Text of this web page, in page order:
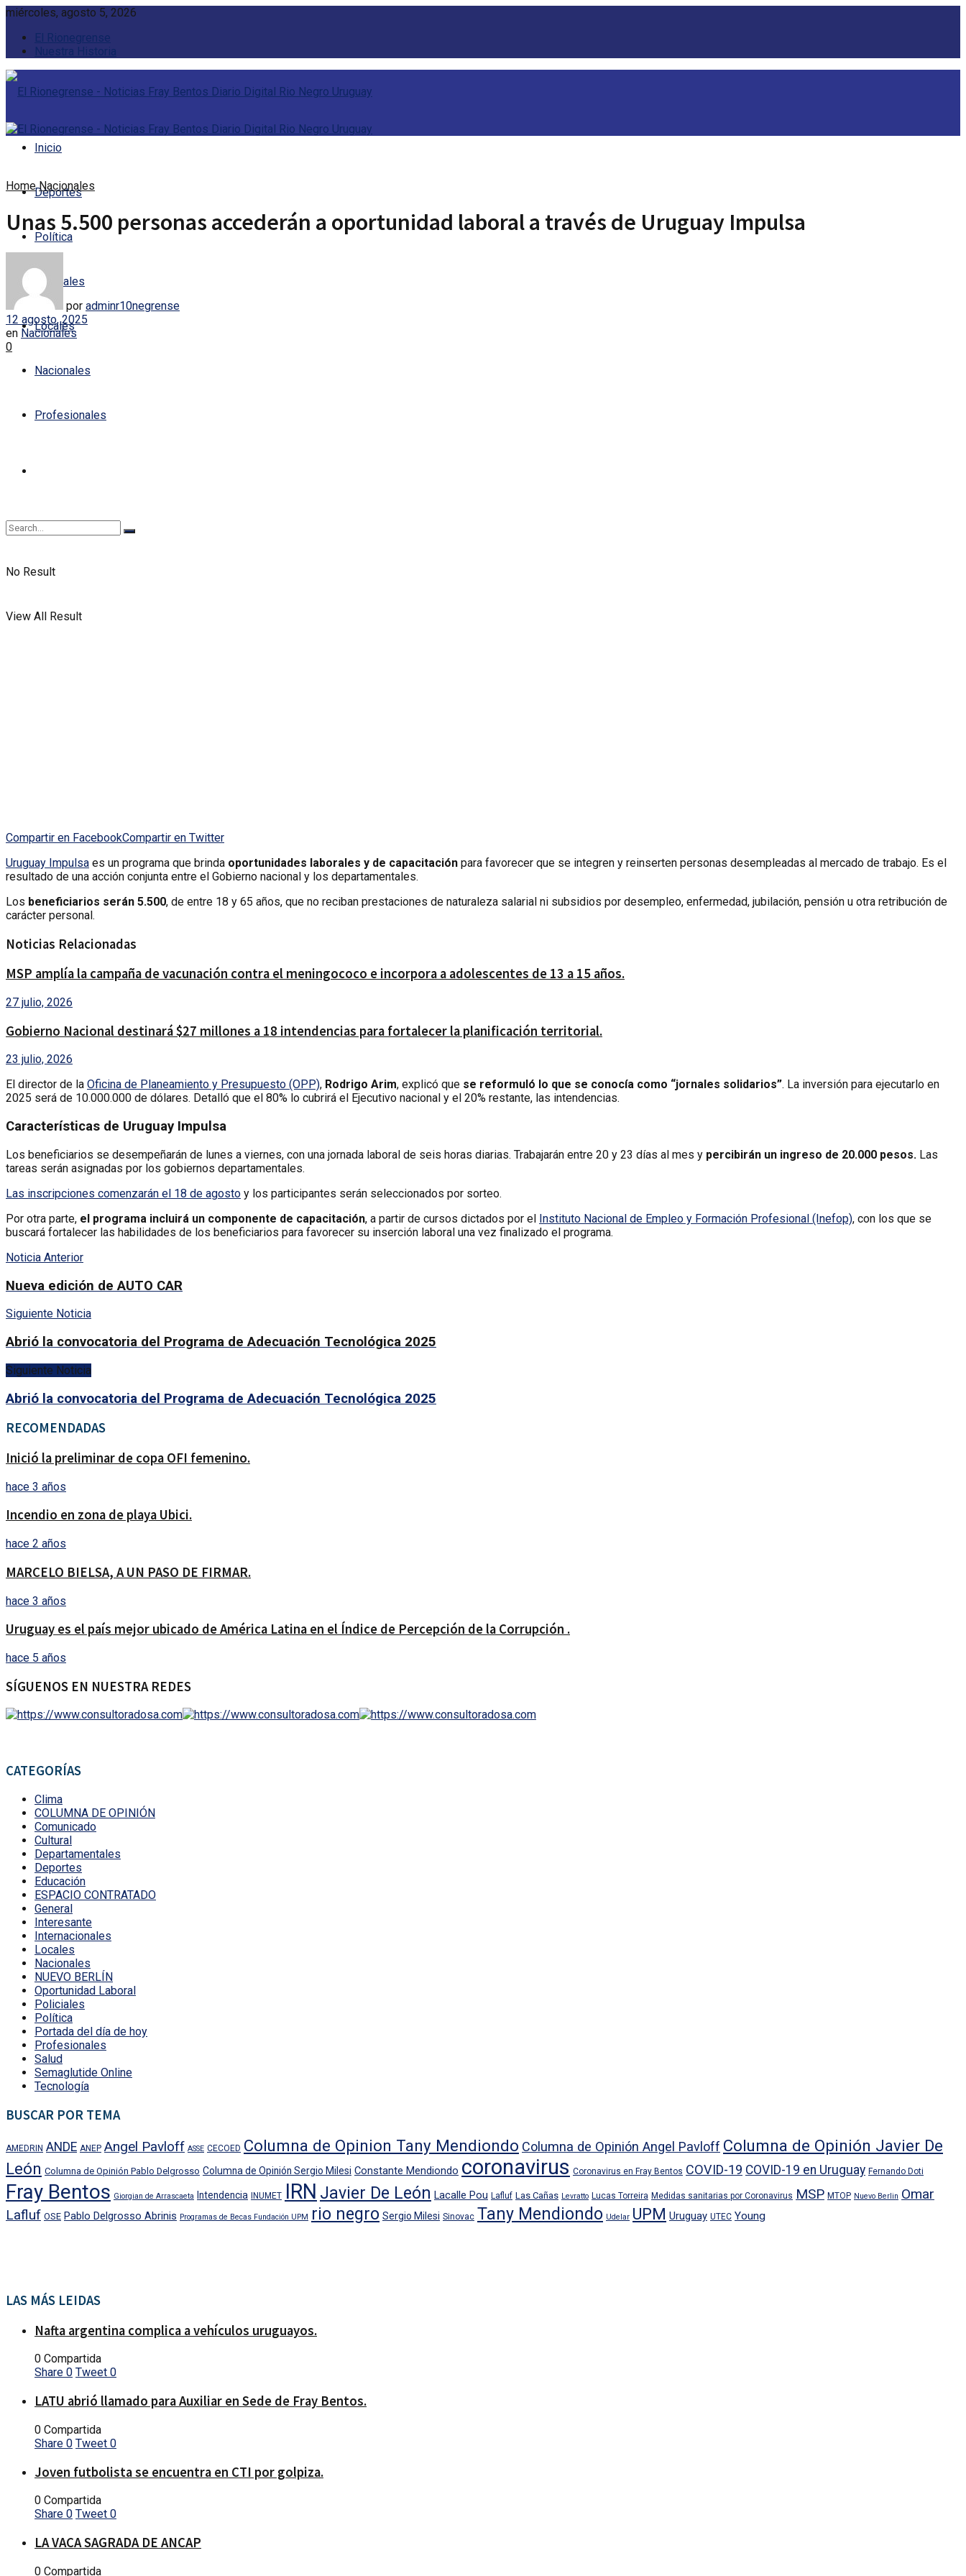
miércoles, agosto 5, 2026
El Rionegrense
Nuestra Historia
Inicio
Deportes
Política
Policiales
Locales
Nacionales
Profesionales
No Result
View All Result
Home Nacionales
Unas 5.500 personas accederán a oportunidad laboral a través de Uruguay Impulsa
por adminr10negrense
12 agosto, 2025
en Nacionales
0
Compartir en FacebookCompartir en Twitter
Uruguay Impulsa es un programa que brinda oportunidades laborales y de capacitación para favorecer que se integren y reinserten personas desempleadas al mercado de trabajo. Es el
resultado de una acción conjunta entre el Gobierno nacional y los departamentales.
Los beneficiarios serán 5.500, de entre 18 y 65 años, que no reciban prestaciones de naturaleza salarial ni subsidios por desempleo, enfermedad, jubilación, pensión u otra retribución de
carácter personal.
Noticias Relacionadas
MSP amplía la campaña de vacunación contra el meningococo e incorpora a adolescentes de 13 a 15 años.
27 julio, 2026
Gobierno Nacional destinará $27 millones a 18 intendencias para fortalecer la planificación territorial.
23 julio, 2026
El director de la Oficina de Planeamiento y Presupuesto (OPP), Rodrigo Arim, explicó que se reformuló lo que se conocía como “jornales solidarios”. La inversión para ejecutarlo en
2025 será de 10.000.000 de dólares. Detalló que el 80% lo cubrirá el Ejecutivo nacional y el 20% restante, las intendencias.
Características de Uruguay Impulsa
Los beneficiarios se desempeñarán de lunes a viernes, con una jornada laboral de seis horas diarias. Trabajarán entre 20 y 23 días al mes y percibirán un ingreso de 20.000 pesos. Las
tareas serán asignadas por los gobiernos departamentales.
Las inscripciones comenzarán el 18 de agosto y los participantes serán seleccionados por sorteo.
Por otra parte, el programa incluirá un componente de capacitación, a partir de cursos dictados por el Instituto Nacional de Empleo y Formación Profesional (Inefop), con los que se
buscará fortalecer las habilidades de los beneficiarios para favorecer su inserción laboral una vez finalizado el programa.
Noticia Anterior
Nueva edición de AUTO CAR
Siguiente Noticia
Abrió la convocatoria del Programa de Adecuación Tecnológica 2025
Siguiente Noticia
Abrió la convocatoria del Programa de Adecuación Tecnológica 2025
RECOMENDADAS
Inició la preliminar de copa OFI femenino.
hace 3 años
Incendio en zona de playa Ubici.
hace 2 años
MARCELO BIELSA, A UN PASO DE FIRMAR.
hace 3 años
Uruguay es el país mejor ubicado de América Latina en el Índice de Percepción de la Corrupción .
hace 5 años
SÍGUENOS EN NUESTRA REDES
CATEGORÍAS
Clima
COLUMNA DE OPINIÓN
Comunicado
Cultural
Departamentales
Deportes
Educación
ESPACIO CONTRATADO
General
Interesante
Internacionales
Locales
Nacionales
NUEVO BERLÍN
Oportunidad Laboral
Policiales
Política
Portada del día de hoy
Profesionales
Salud
Semaglutide Online
Tecnología
BUSCAR POR TEMA
AMEDRIN ANDE ANEP Angel Pavloff ASSE CECOED Columna de Opinion Tany Mendiondo Columna de Opinión Angel Pavloff Columna de Opinión Javier De
León Columna de Opinión Pablo Delgrosso Columna de Opinión Sergio Milesi Constante Mendiondo coronavirus Coronavirus en Fray Bentos COVID-19 COVID-19 en Uruguay Fernando Doti
Fray Bentos Giorgian de Arrascaeta Intendencia INUMET IRN Javier De León Lacalle Pou Lafluf Las Cañas Levratto Lucas Torreira Medidas sanitarias por Coronavirus MSP MTOP Nuevo Berlin Omar
Lafluf OSE Pablo Delgrosso Abrinis Programas de Becas Fundación UPM rio negro Sergio Milesi Sinovac Tany Mendiondo Udelar UPM Uruguay UTEC Young
LAS MÁS LEIDAS
Nafta argentina complica a vehículos uruguayos.
0 Compartida
Share 0 Tweet 0
LATU abrió llamado para Auxiliar en Sede de Fray Bentos.
0 Compartida
Share 0 Tweet 0
Joven futbolista se encuentra en CTI por golpiza.
0 Compartida
Share 0 Tweet 0
LA VACA SAGRADA DE ANCAP
0 Compartida